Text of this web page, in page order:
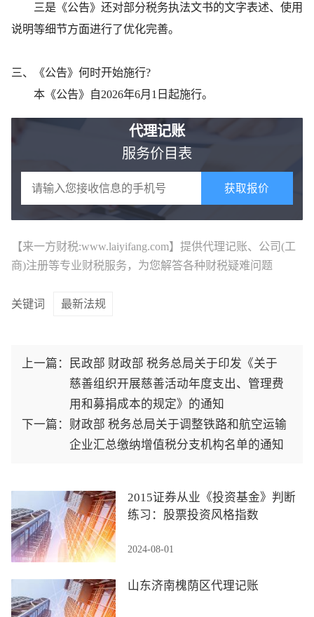
三是《公告》还对部分税务执法文书的文字表述、使用
说明等细节方面进行了优化完善。
三、《公告》何时开始施行?
本《公告》自2026年6月1日起施行。
代理记账
服务价目表
获取报价
【来一方财税:www.laiyifang.com】提供代理记账、公司(工
商)注册等专业财税服务，为您解答各种财税疑难问题
关键词 最新法规
上一篇： 民政部 财政部 税务总局关于印发《关于
慈善组织开展慈善活动年度支出、管理费
用和募捐成本的规定》的通知
下一篇： 财政部 税务总局关于调整铁路和航空运输
企业汇总缴纳增值税分支机构名单的通知
2015证券从业《投资基金》判断
练习：股票投资风格指数
2024-08-01
山东济南槐荫区代理记账